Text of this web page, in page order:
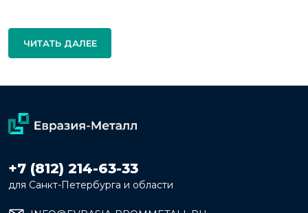
ЧИТАТЬ ДАЛЕЕ
+7 (812) 214-63-33
для Санкт-Петербурга и области